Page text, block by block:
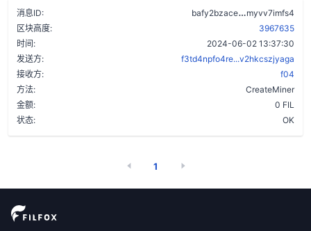
消息ID: bafy2bzace
myvv7imfs4
区块高度:
3967635
时间:
2024-06-02 13:37:30
发送方:
f3td4npfo4re...v2hkcszjyaga
接收方:
f04
方法:
CreateMiner
金额:
0 FIL
状态:
OK
1